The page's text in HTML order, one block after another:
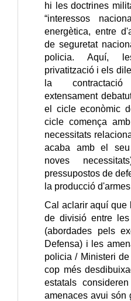
hi les doctrines
“interessos
energètica, entre
de seguretat
policia. Aquí,
privatització i els
la
extensament
el cicle econòmic
cicle comença
necessitats
acaba amb el
noves
pressupostos de
la producció
Cal aclarir aquí que
de divisió entre les
(abordades pels
Defensa) i les
policia / Ministeri
cop més
estatals
amenaces avui són